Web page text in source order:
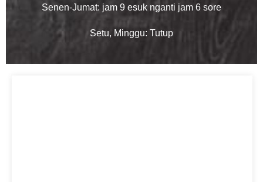
Senen-Jumat: jam 9 esuk nganti jam 6 sore
Setu, Minggu: Tutup